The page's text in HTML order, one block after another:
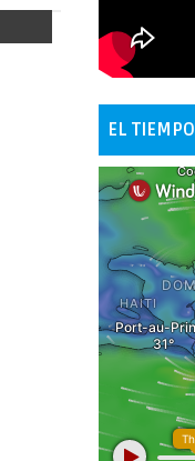
EL TIEMPO